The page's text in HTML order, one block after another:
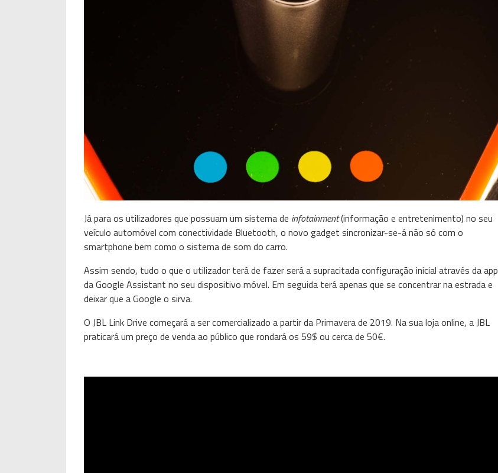
Já para os utilizadores que possuam um sistema de infotainment(informação e entretenimento) no seu
veículo automóvel com conectividade Bluetooth, o novo gadget sincronizar-se-á não só com o
smartphone bem como o sistema de som do carro.
Assim sendo, tudo o que o utilizador terá de fazer será a supracitada configuração inicial através da app
da Google Assistant no seu dispositivo móvel. Em seguida terá apenas que se concentrar na estrada e
deixar que a Google o sirva.
O JBL Link Drive começará a ser comercializado a partir da Primavera de 2019. Na sua loja online, a JBL
praticará um preço de venda ao público que rondará os 59$ ou cerca de 50€.